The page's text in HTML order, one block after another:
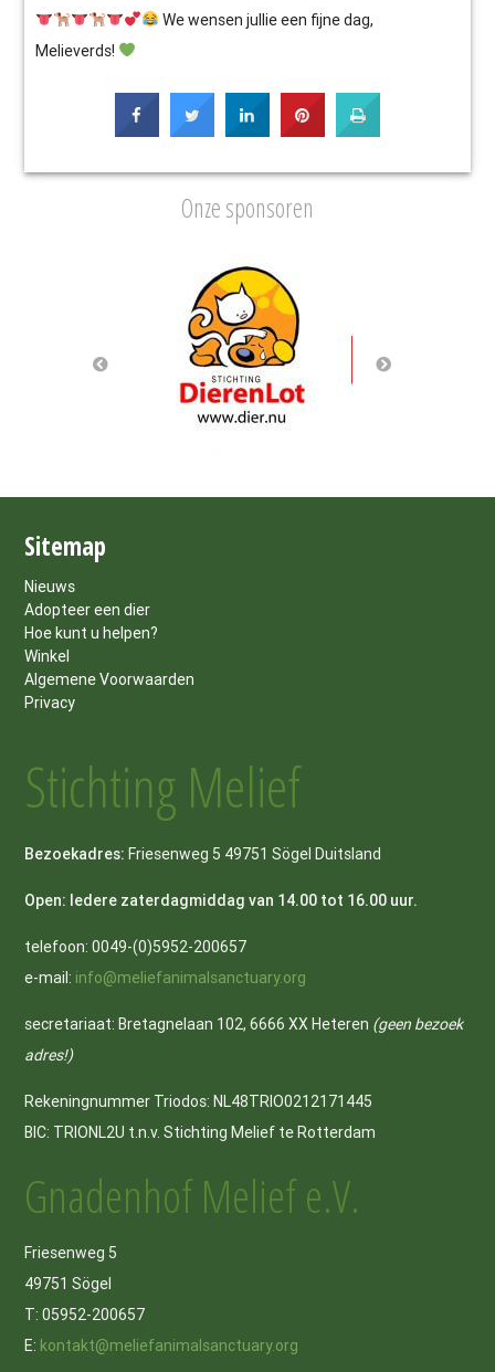
We wensen jullie een fijne dag,
Melieverds!
Onze sponsoren
Sitemap
Nieuws
Adopteer een dier
Hoe kunt u helpen?
Winkel
Algemene Voorwaarden
Privacy
Stichting Melief
Bezoekadres: Friesenweg 5 49751 Sögel Duitsland
Open: Iedere zaterdagmiddag van 14.00 tot 16.00 uur.
telefoon: 0049-(0)5952-200657
e-mail: info@meliefanimalsanctuary.org
secretariaat: Bretagnelaan 102, 6666 XX Heteren (geen bezoek
adres!)
Rekeningnummer Triodos: NL48TRIO0212171445
BIC: TRIONL2U t.n.v. Stichting Melief te Rotterdam
Gnadenhof Melief e.V.
Friesenweg 5
49751 Sögel
T: 05952-200657
E: kontakt@meliefanimalsanctuary.org